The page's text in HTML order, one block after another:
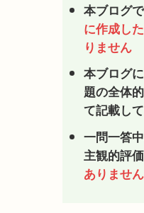
本ブログ
に作成し
りません
本ブログ
題の全体
て記載し
一問一答
主観的評
ありません